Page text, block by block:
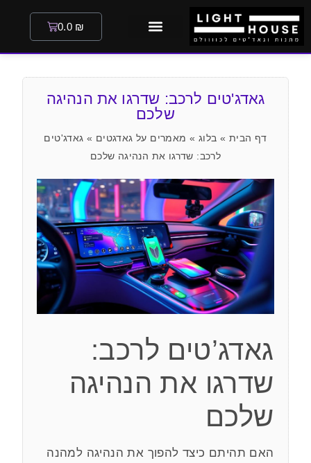
0.0 ₪
גאדג'טים לרכב: שדרגו את הנהיגה
שלכם
דף הבית » בלוג » מאמרים על גאדגטים » גאדג'טים
לרכב: שדרגו את הנהיגה שלכם
גאדג’טים לרכב:
שדרגו את הנהיגה
שלכם
האם תהיתם כיצד להפוך את הנהיגה למהנה